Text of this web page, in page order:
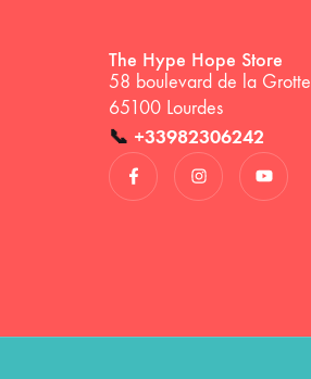
The Hype Hope Store
58 boulevard de la Grotte
65100 Lourdes
📞 +33982306242